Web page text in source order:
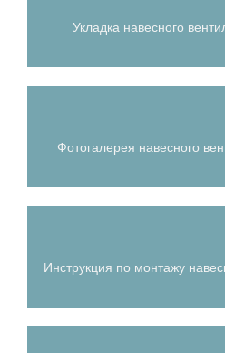
Укладка навесного
Фотогалерея навесного
Инструкция по монтажу